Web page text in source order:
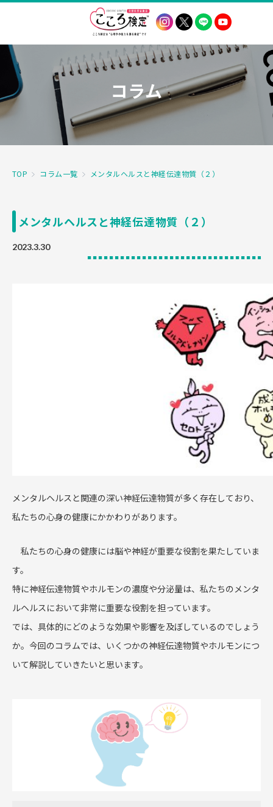
コラム
TOP コラム一覧 メンタルヘルスと神経伝達物質（２）
メンタルヘルスと神経伝達物質（２）
2023.3.30
メンタルヘルスと関連の深い神経伝達物質が多く存在しており、
私たちの心身の健康にかかわりがあります。
私たちの心身の健康には脳や神経が重要な役割を果たしていま
す。
特に神経伝達物質やホルモンの濃度や分泌量は、私たちのメンタ
ルヘルスにおいて非常に重要な役割を担っています。
では、具体的にどのような効果や影響を及ぼしているのでしょう
か。今回のコラムでは、いくつかの神経伝達物質やホルモンにつ
いて解説していきたいと思います。